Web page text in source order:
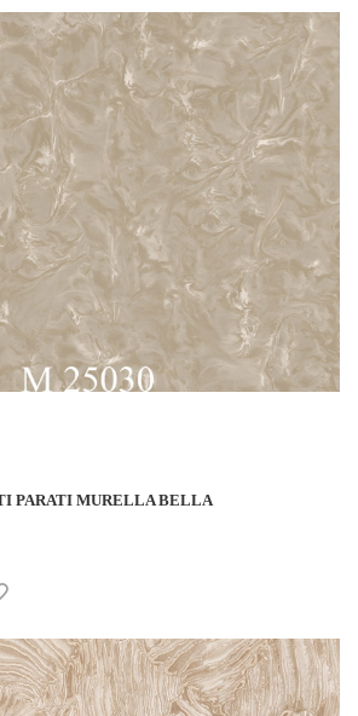
PARATI MURELLA BELLA